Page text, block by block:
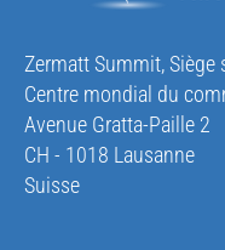
Zermatt Summit, Siège
Centre mondial du
Avenue Gratta-Paille 2
CH - 1018 Lausanne
Suisse